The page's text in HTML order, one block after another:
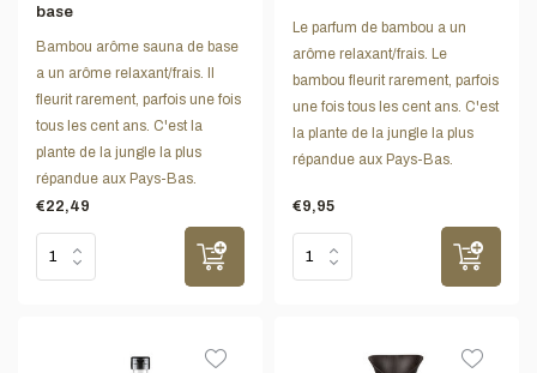
base
Bambou arôme sauna de base
a un arôme relaxant/frais. Il
fleurit rarement, parfois une fois
tous les cent ans. C'est la
plante de la jungle la plus
répandue aux Pays-Bas.
€22,49
Le parfum de bambou a un
arôme relaxant/frais. Le
bambou fleurit rarement, parfois
une fois tous les cent ans. C'est
la plante de la jungle la plus
répandue aux Pays-Bas.
€9,95